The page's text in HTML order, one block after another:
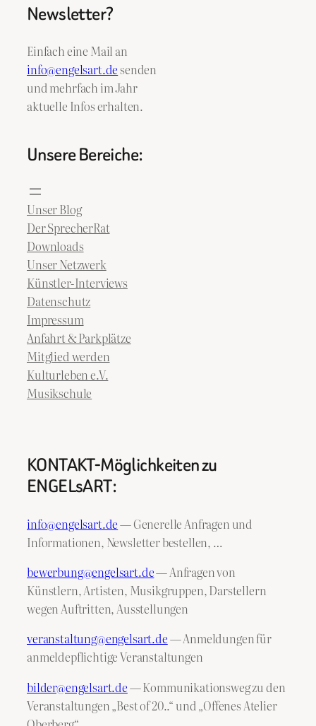
Newsletter?
Einfach eine Mail an
info@engelsart.desenden
und mehrfach im Jahr
aktuelle Infos erhalten.
Unsere Bereiche:
Unser Blog
Der SprecherRat
Downloads
Unser Netzwerk
Künstler-Interviews
Datenschutz
Impressum
Anfahrt & Parkplätze
Mitglied werden
Kulturleben e.V.
Musikschule
KONTAKT-Möglichkeiten zu
ENGELsART:
info@engelsart.de— Generelle Anfragen und
Informationen, Newsletter bestellen, …
bewerbung@engelsart.de— Anfragen von
Künstlern, Artisten, Musikgruppen, Darstellern
wegen Auftritten, Ausstellungen
veranstaltung@engelsart.de— Anmeldungen für
anmeldepflichtige Veranstaltungen
bilder@engelsart.de— Kommunikationsweg zu den
Veranstaltungen „Best of 20..“ und „Offenes Atelier